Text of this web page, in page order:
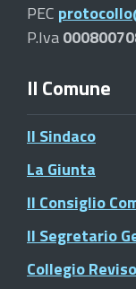
PEC
P.Iva
Il Comune
Il Sindaco
La Giunta
Il Consiglio
Il Segretario
Collegio